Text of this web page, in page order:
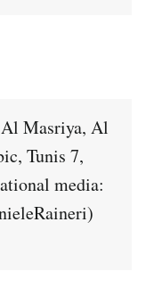
Masriya, Al
Tunis 7,
media: